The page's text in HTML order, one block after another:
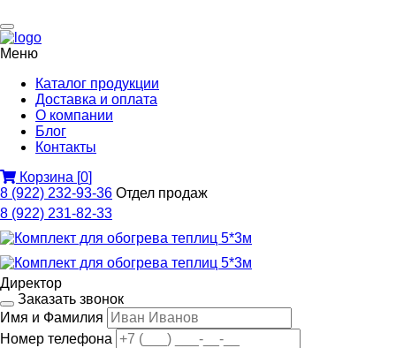
Меню
Каталог продукции
Доставка и оплата
О компании
Блог
Контакты
Корзина [0]
8 (922) 232-93-36 Отдел продаж
8 (922) 231-82-33
Директор
Заказать звонок
Имя и Фамилия
Номер телефона